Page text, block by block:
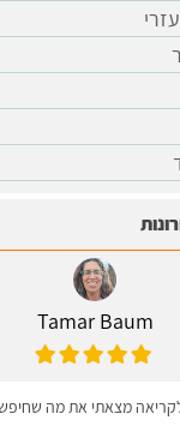
Tamar Baum
מצאתי את מה